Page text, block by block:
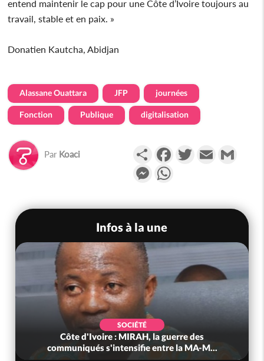
entend maintenir le cap pour une Côte d’Ivoire toujours au
travail, stable et en paix. »
Donatien Kautcha, Abidjan
Alassane Ouattara JFP journées
Fonction Publique digitalisation
Par Koaci PartagerFacebookTwitterEmail
Messenger
Infos à la une
SOCIÉTÉ
Côte d'Ivoire : MIRAH, la guerre des
communiqués s'intensifie entre la MA-M...